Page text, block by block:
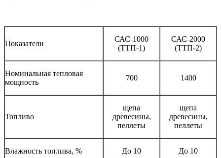
Показатели
САС-1000
(ТТП-1)
САС-2000
(ТТП-2)
Номинальная тепловая
мощность
700 1400
Топливо
щепа
древесины,
пеллеты
щепа
древесины,
пеллеты
Влажность топлива, % До 10 До 10